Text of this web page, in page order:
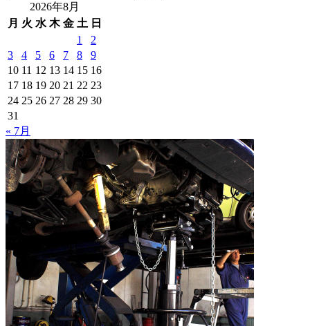
2026年8月
月 火 水 木 金 土 日
1
2
3
4 5 6 7 8
9
10 11 12 13 14 15 16
17 18 19 20 21 22 23
24 25 26 27 28 29 30
31
« 7月